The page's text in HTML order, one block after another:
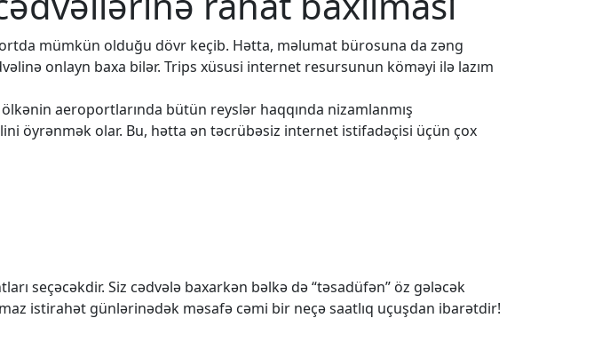
mümkün olduğu dövr keçib. Hətta, məlumat bürosuna da zəng
onlayn baxa bilər. Trips xüsusi internet resursunun köməyi ilə lazım
aeroportlarında bütün reyslər haqqında nizamlanmış
öyrənmək olar. Bu, hətta ən təcrübəsiz internet istifadəçisi üçün çox
seçəcəkdir. Siz cədvələ baxarkən bəlkə də “təsadüfən” öz gələcək
istirahət günlərinədək məsafə cəmi bir neçə saatlıq uçuşdan ibarətdir!